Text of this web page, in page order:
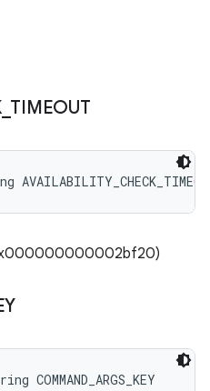
_ TIMEOUT